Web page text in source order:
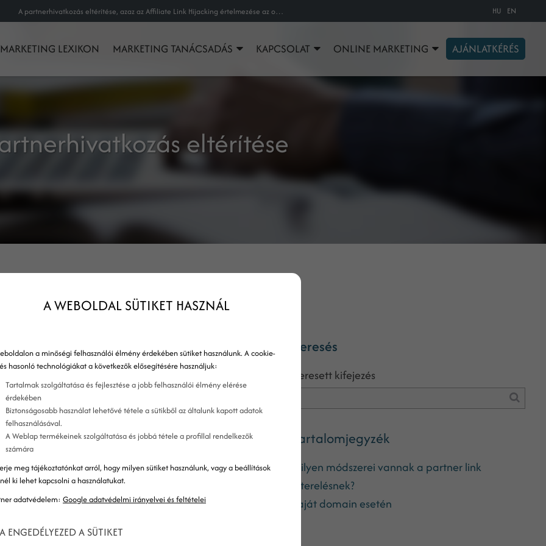
A partnerhivatkozás eltérítése, azaz az Affiliate Link Hijacking értelmezése az online marketing szakszótárban HU EN
MARKETING LEXIKON MARKETING TANÁCSADÁS KAPCSOLAT ONLINE MARKETING AJÁNLATKÉRÉS
eltérítése
eltérítése
díjától való megfosztása. Ez kétféleképpen
látható az oldalon:
Ilyenkor ahelyett, hogy az eltérítő közvetlenül a
címét a böngésző címsorába, és kihagyja
részét, amely a partner azonosítóját tartalmazza.
is – ha például valaki nem szeretné, hogy a
képtelen partnerhez kötni a látogatót. A
a partner azonosítójának elhagyása helyett az
csak partnerként regisztrálnia magát az adott
megteheti ezt. Így az eredeti partner nem
Keresés
Keresett kifejezés
Tartalomjegyzék
Milyen módszerei vannak a partner link
elterelésnek?
Saját domain esetén
A WEBOLDAL SÜTIKET HASZNÁL
a minőségi felhasználói élmény érdekében sütiket használunk. A cookie-
hasonló technológiákat a következők elősegítésére használjuk:
Tartalmak szolgáltatása és fejlesztése a jobb felhasználói élmény elérése
érdekében
Biztonságosabb használat lehetővé tétele a sütikből az általunk kapott adatok
felhasználásával.
A Weblap termékeinek szolgáltatása és jobbá tétele a profillal rendelkezők
számára
meg tájékoztatónkat arról, hogy milyen sütiket használunk, vagy a beállítások
ki lehet kapcsolni a használatukat.
adatvédelem: Google adatvédelmi irányelvei és feltételei
ENGEDÉLYEZED A SÜTIKET